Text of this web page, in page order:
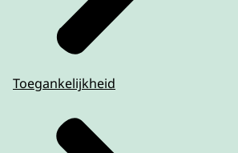
Toegankelijkheid